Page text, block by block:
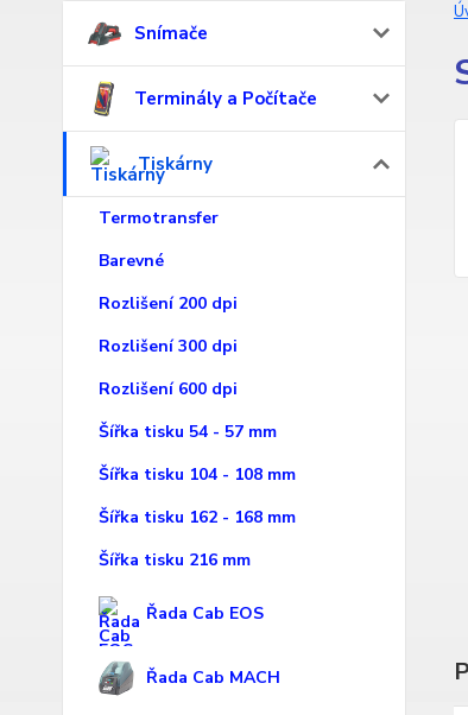
Snímače
Terminály a Počítače
Tiskárny
Termotransfer
Barevné
Rozlišení 200 dpi
Rozlišení 300 dpi
Rozlišení 600 dpi
Šířka tisku 54 - 57 mm
Šířka tisku 104 - 108 mm
Šířka tisku 162 - 168 mm
Šířka tisku 216 mm
Řada Cab EOS
Řada Cab MACH